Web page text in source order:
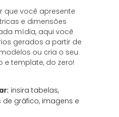
que você apresente
e dimensões
mídia, aqui você
gerados a partir de
ou cria o seu
e template, do zero!
insira tabelas,
de gráfico, imagens e